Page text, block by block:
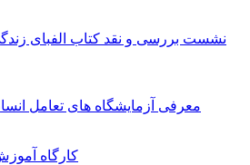
نشست بررسی و نقد کتاب الفبای
معرفی آزمایشگاه های تعامل
کارگاه